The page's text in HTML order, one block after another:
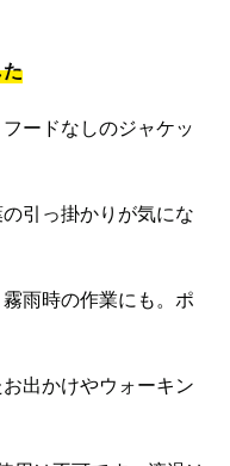
ードなしのジャケッ
引っ掛かりが気にな
雨時の作業にも。ポ
出かけやウォーキン